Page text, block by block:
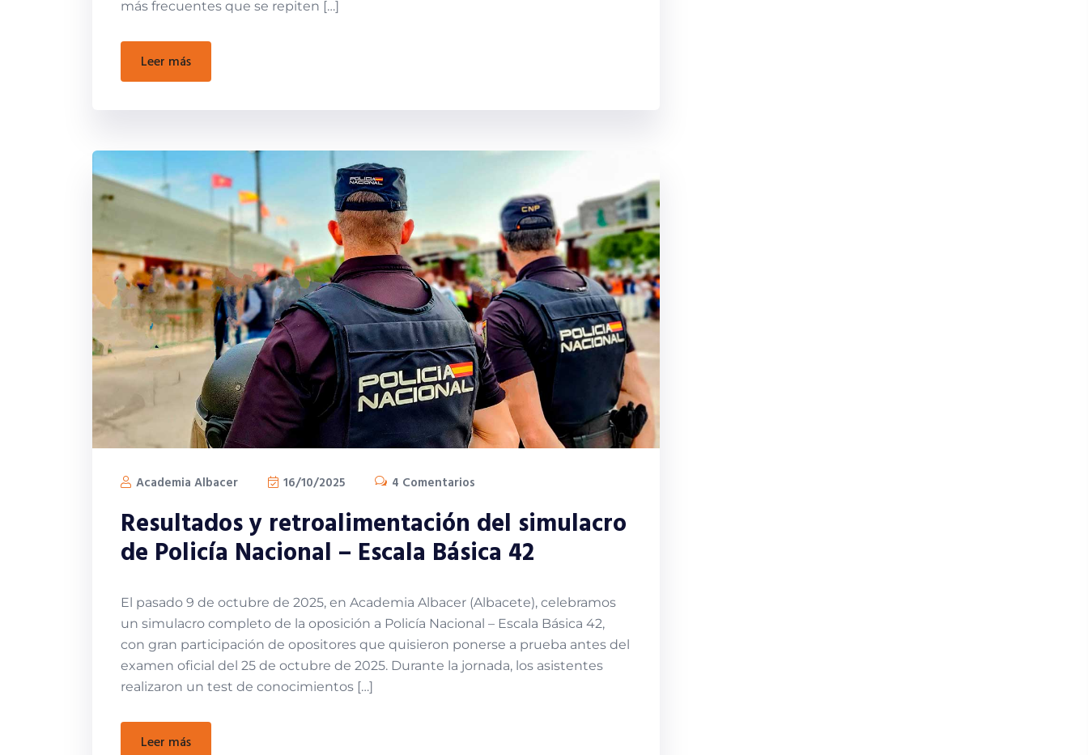
más frecuentes que se repiten […]
leer más
Academia Albacer 16/10/2025 4 Comentarios
Resultados y retroalimentación del simulacro
de Policía Nacional – Escala Básica 42
El pasado 9 de octubre de 2025, en Academia Albacer (Albacete), celebramos
un simulacro completo de la oposición a Policía Nacional – Escala Básica 42,
con gran participación de opositores que quisieron ponerse a prueba antes del
examen oficial del 25 de octubre de 2025. Durante la jornada, los asistentes
realizaron un test de conocimientos […]
leer más